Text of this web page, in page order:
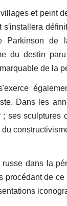
villages et peint
s'installera
Parkinson de
du destin
de la
Dans les
ses sculptures
dans la
procédant de